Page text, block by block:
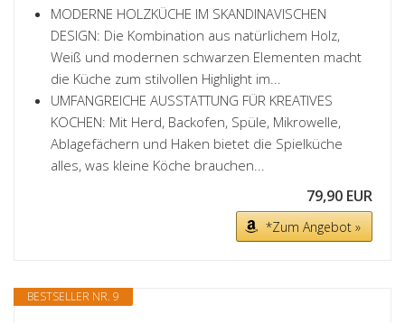
MODERNE HOLZKÜCHE IM SKANDINAVISCHEN
DESIGN: Die Kombination aus natürlichem Holz,
Weiß und modernen schwarzen Elementen macht
die Küche zum stilvollen Highlight im...
UMFANGREICHE AUSSTATTUNG FÜR KREATIVES
KOCHEN: Mit Herd, Backofen, Spüle, Mikrowelle,
Ablagefächern und Haken bietet die Spielküche
alles, was kleine Köche brauchen...
79,90 EUR
*Zum Angebot »
BESTSELLER NR. 9